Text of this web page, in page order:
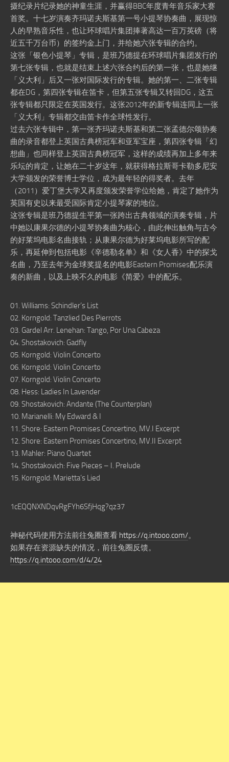
摄纪录片纪录她的神童生涯，并赢得BBC年度青年音乐家大赛
首奖。十七岁演奏齐玛诺夫斯基第一号小提琴协奏曲，展现惊
人的早熟音乐性，也让环球唱片集团捧著高达一百万英磅（将
近五千万台币）的签约金上门，并给她六张专辑的合约。
这张「银色小提琴」专辑，是班乃德提在环球唱片集团发行的
第七张专辑，也就是结束上述六张合约后的第一张，也是她继
「义大利」后又一张对国际发行的专辑。她的第一、二张专辑
都在DG，第四张专辑在笛卡，但第五张专辑又转回DG，这五
张专辑都只限定在英国发行。这张2012年的新专辑连同上一张
「义大利」专辑都交由笛卡作全球性发行。
过去六张专辑中，第一张齐玛诺夫斯基和第二张孟德尔颂协奏
曲的录音都登上英国古典榜冠军和亚军宝座，第四张专辑「幻
想曲」也同样登上英国古典榜冠军，这样的成绩再加上多年来
乐坛的肯定，让她在二十岁这年，就获得格拉斯哥卡勒多尼安
大学颁发的荣誉博士学位，成为最年轻的得奖者。去年
（2011）爱丁堡大学又再度颁发荣誉学位给她，肯定了她作为
英国有史以来最受国际肯定小提琴家的地位。
这张专辑是班乃德提生平第一张跨出古典领域的演奏专辑，片
中她以康果尔德的小提琴协奏曲为核心，由此伸出触角与古今
的好莱坞电影名曲接轨；从康果尔德为好莱坞电影所写的配
乐，再延伸到包括电影《辛德勒名单》和《女人香》中的探戈
名曲，乃至去年为金球奖提名的电影Eastern Promises配乐演
奏的新曲，以及上映不久的电影《简爱》中的配乐。
01. Williams: Schindler’s List
02. Korngold: Tanzlied Des Pierrots
03. Gardel Arr. Lenehan: Tango, Por Una Cabeza
04. Shostakovich: Gadfly
05. Korngold: Violin Concerto
06. Korngold: Violin Concerto
07. Korngold: Violin Concerto
08. Hess: Ladies In Lavender
09. Shostakovich: Andante (The Counterplan)
10. Marianelli: My Edward & I
11. Shore: Eastern Promises Concertino, MV.I Excerpt
12. Shore: Eastern Promises Concertino, MV.II Excerpt
13. Mahler: Piano Quartet
14. Shostakovich: Five Pieces – I. Prelude
15. Korngold: Marietta’s Lied
1cEQQNXNDqvRgFYh6SfjHqg?qz37
神秘代码使用方法前往兔圈查看 https://q.intooo.com/。
如果存在资源缺失的情况，前往兔圈反馈。
https://q.intooo.com/d/4/24